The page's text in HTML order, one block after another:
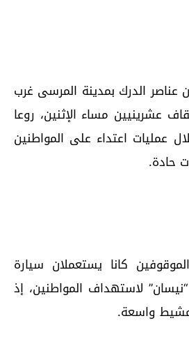
الدرك بمدينة المرسى غرب
عشرينيين مساء الإثنين، روعا
عمليات اعتداء على المواطنين
حادة.
كانا يستعملان سيارة
لاستهداف المواطنين، إذ
واسعة.